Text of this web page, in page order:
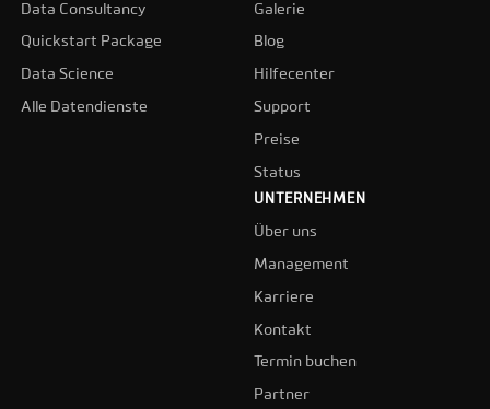
Data Consultancy
Quickstart Package
Data Science
Alle Datendienste
Galerie
Blog
Hilfecenter
Support
Preise
Status
UNTERNEHMEN
Über uns
Management
Karriere
Kontakt
Termin buchen
Partner